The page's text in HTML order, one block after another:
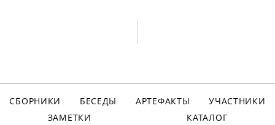
СБОРНИКИ БЕСЕДЫ АРТЕФАКТЫ
УЧАСТНИКИ
ЗАМЕТКИ
КАТАЛОГ